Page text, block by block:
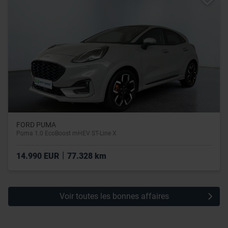
FORD PUMA
Puma 1.0 EcoBoost mHEV ST-Line X
14.990 EUR 77.328 km
Voir toutes les bonnes affaires